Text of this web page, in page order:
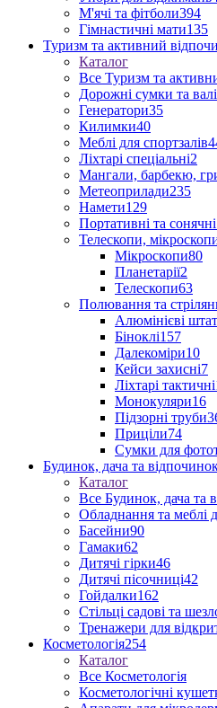
М'ячі та фітболи394
Гімнастичні мати135
Туризм та активний
Каталог
Все Туризм та
Дорожні сумки та
Генератори35
Килимки40
Меблі для спортзалів
Ліхтарі спеціальні2
Мангали, барбекю,
Метеоприлади235
Намети129
Портативні та
Телескопи,
Мікроскопи80
Планетарії2
Телескопи63
Полювання та
Алюмінієві
Біноклі157
Далекоміри10
Кейси захисні7
Ліхтарі тактичні
Монокуляри16
Підзорні труби
Приціли74
Сумки для
Будинок, дача та
Каталог
Все Будинок, дача та
Обладнання та меблі
Басейни90
Гамаки62
Дитячі гірки46
Дитячі пісочниці42
Гойдалки162
Стільці садові та
Тренажери для
Косметологія254
Каталог
Все Косметологія
Косметологічні